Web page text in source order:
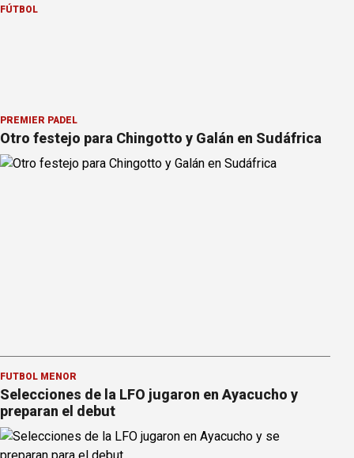
FÚTBOL
PREMIER PÁDEL
Otro festejo para Chingotto y Galán en Sudáfrica
FÚTBOL MENOR
Selecciones de la LFO jugaron en Ayacucho y
preparan el debut